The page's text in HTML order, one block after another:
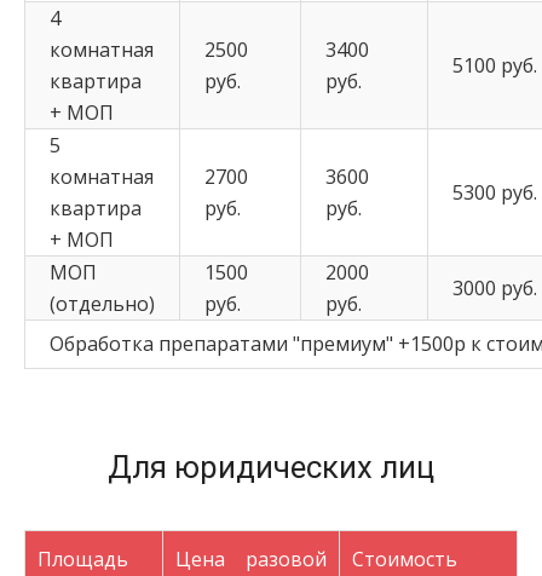
4
комнатная
квартира
+ МОП
2500
руб.
3400
руб.
5100 руб.
5
комнатная
квартира
+ МОП
2700
руб.
3600
руб.
5300 руб.
МОП
(отдельно)
1500
руб.
2000
руб.
3000 руб.
Обработка препаратами "премиум" +1500р к
Для юридических лиц
Площадь
Цена разовой
Стоимость